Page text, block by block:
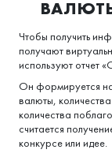
Чтобы получить
получают
используют отчет
Он формируется
валюты,
количества
считается
конкурсе или идее.